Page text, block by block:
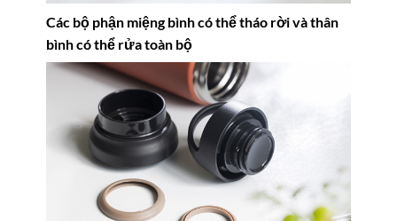
Các bộ phận miệng bình có thể tháo rời và thân
bình có thể rửa toàn bộ